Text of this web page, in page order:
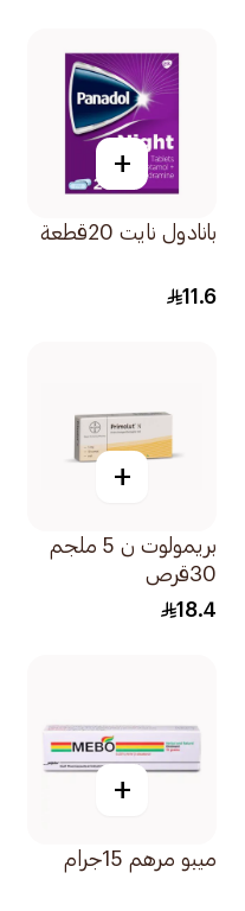
+
بانادول نايت 20قطعة
11.6
+
بريمولوت ن 5 ملجم
30قرص
18.4
+
ميبو مرهم 15جرام